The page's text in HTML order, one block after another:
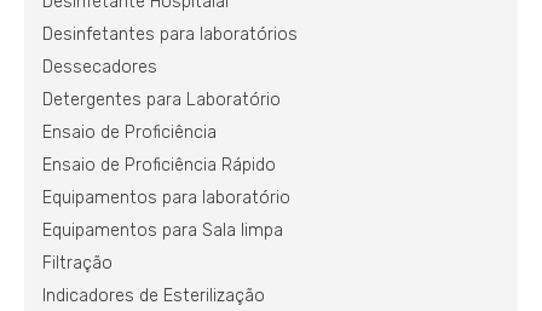
Desinfetantes para laboratórios
Dessecadores
Detergentes para Laboratório
Ensaio de Proficiência
Ensaio de Proficiência Rápido
Equipamentos para laboratório
Equipamentos para Sala limpa
Filtração
Indicadores de Esterilização